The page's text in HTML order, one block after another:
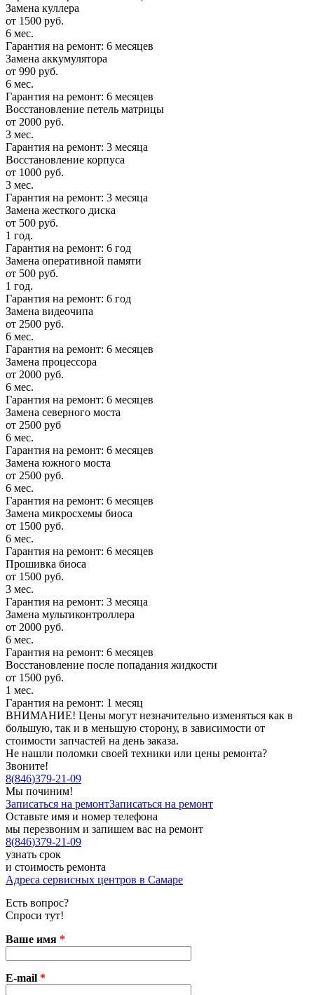
Замена куллера
от 1500 руб.
6 мес.
Гарантия на ремонт: 6 месяцев
Замена аккумулятора
от 990 руб.
6 мес.
Гарантия на ремонт: 6 месяцев
Восстановление петель матрицы
от 2000 руб.
3 мес.
Гарантия на ремонт: 3 месяца
Восстановление корпуса
от 1000 руб.
3 мес.
Гарантия на ремонт: 3 месяца
Замена жесткого диска
от 500 руб.
1 год.
Гарантия на ремонт: 6 год
Замена оперативной памяти
от 500 руб.
1 год.
Гарантия на ремонт: 6 год
Замена видеочипа
от 2500 руб.
6 мес.
Гарантия на ремонт: 6 месяцев
Замена процессора
от 2000 руб.
6 мес.
Гарантия на ремонт: 6 месяцев
Замена северного моста
от 2500 руб
6 мес.
Гарантия на ремонт: 6 месяцев
Замена южного моста
от 2500 руб.
6 мес.
Гарантия на ремонт: 6 месяцев
Замена микросхемы биоса
от 1500 руб.
6 мес.
Гарантия на ремонт: 6 месяцев
Прошивка биоса
от 1500 руб.
3 мес.
Гарантия на ремонт: 3 месяца
Замена мультиконтроллера
от 2000 руб.
6 мес.
Гарантия на ремонт: 6 месяцев
Восстановление после попадания жидкости
от 1500 руб.
1 мес.
Гарантия на ремонт: 1 месяц
ВНИМАНИЕ! Цены могут незначительно изменяться как в
большую, так и в меньшую сторону, в зависимости от
стоимости запчастей на день заказа.
Не нашли поломки своей техники или цены ремонта?
Звоните!
8(846)379-21-09
Мы починим!
Записаться на ремонтЗаписаться на ремонт
Оставьте имя и номер телефона
мы перезвоним и запишем вас на ремонт
8(846)379-21-09
узнать срок
и стоимость ремонта
Адреса сервисных центров в Самаре
Есть вопрос?
Спроси тут!
Ваше имя *
E-mail *